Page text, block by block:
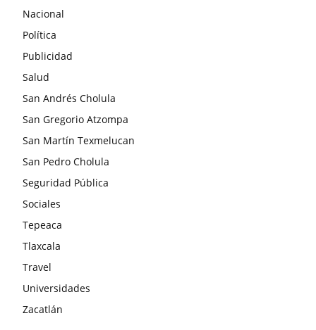
Nacional
Política
Publicidad
Salud
San Andrés Cholula
San Gregorio Atzompa
San Martín Texmelucan
San Pedro Cholula
Seguridad Pública
Sociales
Tepeaca
Tlaxcala
Travel
Universidades
Zacatlán